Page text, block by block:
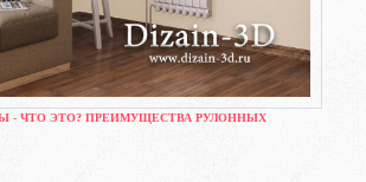
- ЧТО ЭТО? ПРЕИМУЩЕСТВА РУЛОННЫХ